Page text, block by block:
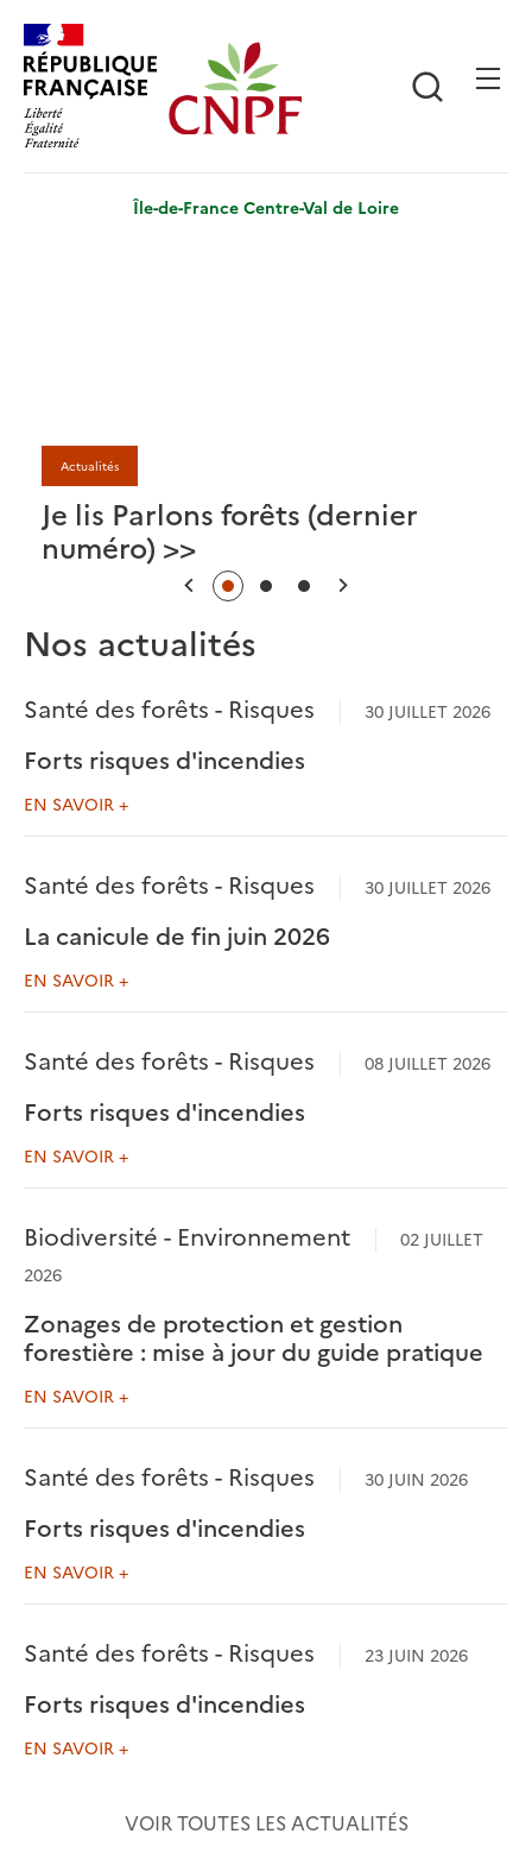
contenu
principal
Île-de-France Centre-Val de Loire
Actualités
Je lis Parlons forêts (dernier
numéro) >>
Nos actualités
Santé des forêts - Risques 30 JUILLET 2026
Forts risques d'incendies
EN SAVOIR +
Santé des forêts - Risques 30 JUILLET 2026
La canicule de fin juin 2026
EN SAVOIR +
Santé des forêts - Risques 08 JUILLET 2026
Forts risques d'incendies
EN SAVOIR +
Biodiversité - Environnement
02 JUILLET
2026
Zonages de protection et gestion
forestière : mise à jour du guide pratique
EN SAVOIR +
Santé des forêts - Risques 30 JUIN 2026
Forts risques d'incendies
EN SAVOIR +
Santé des forêts - Risques 23 JUIN 2026
Forts risques d'incendies
EN SAVOIR +
VOIR TOUTES LES ACTUALITÉS